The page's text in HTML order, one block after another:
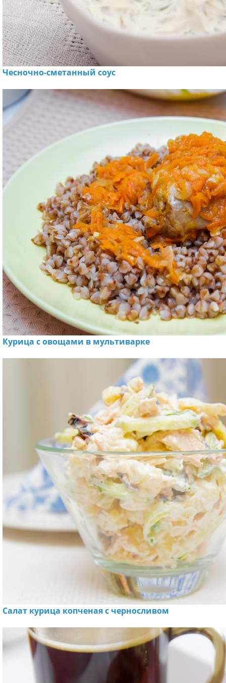
Чесночно-сметанный соус
Курица с овощами в мультиварке
Салат курица копченая с черносливом